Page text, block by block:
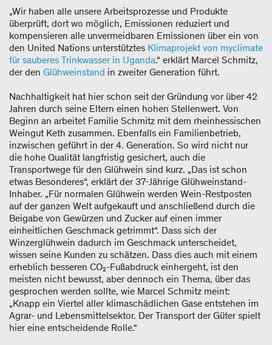
„Wir haben alle unsere Arbeitsprozesse und Produkte
überprüft, dort wo möglich, Emissionen reduziert und
kompensieren alle unvermeidbaren Emissionen über ein von
den United Nations unterstütztes Klimaprojekt von myclimate
für sauberes Trinkwasser in Uganda.“ erklärt Marcel Schmitz,
der den Glühweinstand in zweiter Generation führt.
Nachhaltigkeit hat hier schon seit der Gründung vor über 42
Jahren durch seine Eltern einen hohen Stellenwert. Von
Beginn an arbeitet Familie Schmitz mit dem rheinhessischen
Weingut Keth zusammen. Ebenfalls ein Familienbetrieb,
inzwischen geführt in der 4. Generation. So wird nicht nur
die hohe Qualität langfristig gesichert, auch die
Transportwege für den Glühwein sind kurz. „Das ist schon
etwas Besonderes“, erklärt der 37-Jährige Glühweinstand-
Inhaber. „Für normalen Glühwein werden Wein-Restposten
auf der ganzen Welt aufgekauft und anschließend durch die
Beigabe von Gewürzen und Zucker auf einen immer
einheitlichen Geschmack getrimmt“. Dass sich der
Winzerglühwein dadurch im Geschmack unterscheidet,
wissen seine Kunden zu schätzen. Dass dies auch mit einem
erheblich besseren CO₂-Fußabdruck einhergeht, ist den
meisten nicht bewusst, aber dennoch ein Thema, über das
gesprochen werden sollte, wie Marcel Schmitz meint:
„Knapp ein Viertel aller klimaschädlichen Gase entstehen im
Agrar- und Lebensmittelsektor. Der Transport der Güter spielt
hier eine entscheidende Rolle.“